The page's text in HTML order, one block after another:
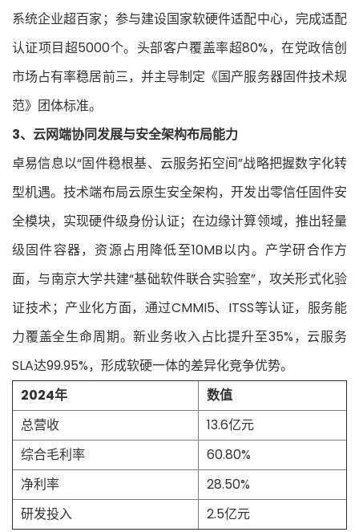
系统企业超百家；参与建设国家软硬件适配中心，完成适配
认证项目超5000个。头部客户覆盖率超80%，在党政信创
市场占有率稳居前三，并主导制定《国产服务器固件技术规
范》团体标准。
3、云网端协同发展与安全架构布局能力
卓易信息以“固件稳根基、云服务拓空间”战略把握数字化转
型机遇。技术端布局云原生安全架构，开发出零信任固件安
全模块，实现硬件级身份认证；在边缘计算领域，推出轻量
级固件容器，资源占用降低至10MB以内。产学研合作方
面，与南京大学共建“基础软件联合实验室”，攻关形式化验
证技术；产业化方面，通过CMMI5、ITSS等认证，服务能
力覆盖全生命周期。新业务收入占比提升至35%，云服务
SLA达99.95%，形成软硬一体的差异化竞争优势。
2024年
数值
总营收
13.6亿元
综合毛利率
60.80%
净利率
28.50%
研发投入
2.5亿元